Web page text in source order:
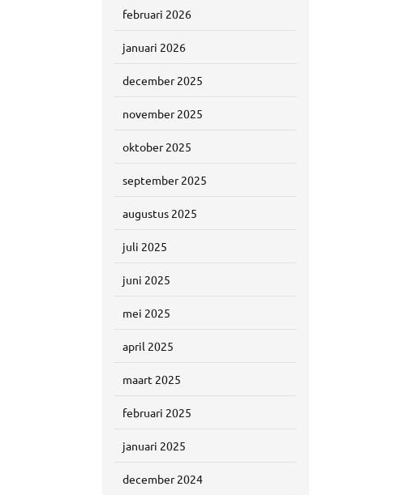
februari 2026
januari 2026
december 2025
november 2025
oktober 2025
september 2025
augustus 2025
juli 2025
juni 2025
mei 2025
april 2025
maart 2025
februari 2025
januari 2025
december 2024